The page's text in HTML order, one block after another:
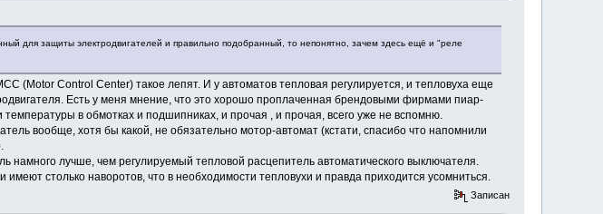
для защиты электродвигателей и правильно подобранный, то непонятно, зачем здесь ещё и "реле
(Motor Control Center) такое лепят. И у автоматов тепловая регулируется, и тепловуха еще
Есть у меня мнение, что это хорошо проплаченная брендовыми фирмами пиар-
в обмотках и подшипниках, и прочая , и прочая, всего уже не вспомню.
вообще, хотя бы какой, не обязательно мотор-автомат (кстати, спасибо что напомнили
намного лучше, чем регулируемый тепловой расцепитель автоматического выключателя.
столько наворотов, что в необходимости тепловухи и правда приходится усомниться.
Записан